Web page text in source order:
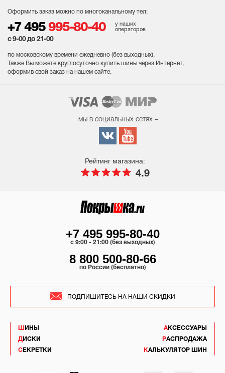
Оформить заказ можно по многоканальному тел:
+7 495 995-80-40
у наших
операторов
с 9-00 до 21-00
по московскому времени ежедневно (без выходных).
Также Вы можете круглосуточно купить шины через Интернет,
оформив свой заказ на нашем сайте.
мы в социальных сетях –
Рейтинг магазина:
4.9
ШИНЫ
ДИСКИ
СЕКРЕТКИ
АКСЕССУАРЫ
РАСПРОДАЖА
КАЛЬКУЛЯТОР ШИН
+7 495 995-80-40
c 9:00 - 21:00 (без выходных)
8 800 500-80-66
по России (бесплатно)
ПОДПИШИТЕСЬ НА НАШИ СКИДКИ